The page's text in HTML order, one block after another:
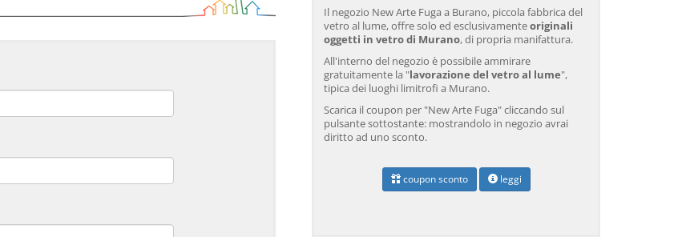
Il negozio New Arte Fuga a Burano, piccola fabbrica del
vetro al lume, offre solo ed esclusivamenteoriginali
oggetti in vetro di Murano, di propria manifattura.
All'interno del negozio è possibile ammirare
gratuitamente la "lavorazione del vetro al lume",
tipica dei luoghi limitrofi a Murano.
Scarica il coupon per "New Arte Fuga" cliccando sul
pulsante sottostante: mostrandolo in negozio avrai
diritto ad uno sconto.
coupon sconto leggi